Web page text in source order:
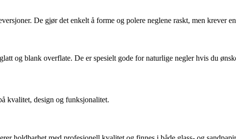
De gjør det enkelt å forme og polere neglene raskt, men krever
og blank overflate. De er spesielt gode for naturlige negler hvis du
kvalitet, design og funksjonalitet.